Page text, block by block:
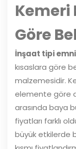
Kemeri
Göre
İnşaat tipi
kısaslara göre
malzemesidir.
elemente göre
arasında baya
fiyatları farklı
büyük etkilerde